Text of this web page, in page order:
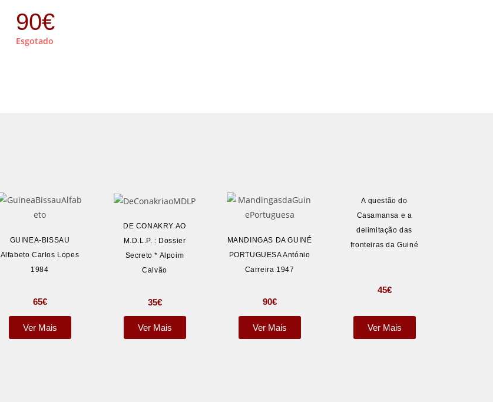
90€
Esgotado
GUINEA-BISSAU
Alfabeto Carlos Lopes
1984
65€
Ver Mais
DE CONAKRY AO
M.D.L.P. : Dossier
Secreto * Alpoim
Calvão
35€
Ver Mais
MANDINGAS DA GUINÉ
PORTUGUESA António
Carreira 1947
90€
Ver Mais
A questão do
Casamansa e a
delimitação das
fronteiras da Guiné
45€
Ver Mais